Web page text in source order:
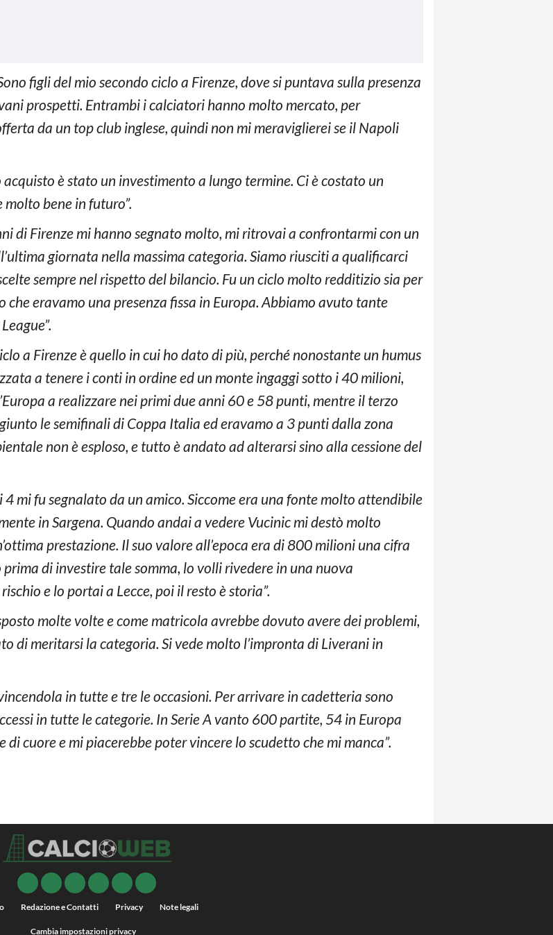
figli del mio secondo ciclo a Firenze, dove si puntava sulla presenza
prospetti. Entrambi i calciatori hanno molto mercato, per
da un top club inglese, quindi non mi meraviglierei se il Napoli
acquisto è stato un investimento a lungo termine. Ci è costato un
bene in futuro”.
di Firenze mi hanno segnato molto, mi ritrovai a confrontarmi con un
giornata nella massima categoria. Siamo riusciti a qualificarci
sempre nel rispetto del bilancio. Fu un ciclo molto redditizio sia per
eravamo una presenza fissa in Europa. Abbiamo avuto tante
a Firenze è quello in cui ho dato di più, perché nonostante un humus
a tenere i conti in ordine ed un monte ingaggi sotto i 40 milioni,
a realizzare nei primi due anni 60 e 58 punti, mentre il terzo
le semifinali di Coppa Italia ed eravamo a 3 punti dalla zona
non è esploso, e tutto è andato ad alterarsi sino alla cessione del
4 mi fu segnalato da un amico. Siccome era una fonte molto attendibile
in Sargena. Quando andai a vedere Vucinic mi destò molto
prestazione. Il suo valore all’epoca era di 800 milioni una cifra
di investire tale somma, lo volli rivedere in una nuova
e lo portai a Lecce, poi il resto è storia”.
molte volte e come matricola avrebbe dovuto avere dei problemi,
di meritarsi la categoria. Si vede molto l’impronta di Liverani in
in tutte e tre le occasioni. Per arrivare in cadetteria sono
in tutte le categorie. In Serie A vanto 600 partite, 54 in Europa
cuore e mi piacerebbe poter vincere lo scudetto che mi manca”.
Redazione e Contatti Privacy Note legali
Cambia impostazioni privacy